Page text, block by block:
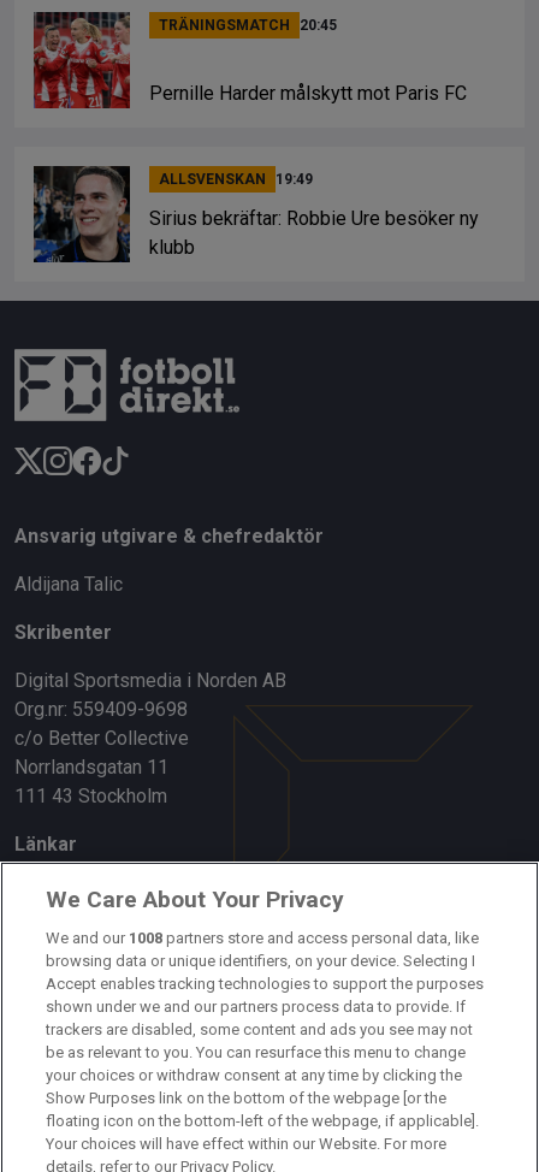
TRÄNINGSMATCH 20:45
Pernille Harder målskytt mot Paris FC
ALLSVENSKAN 19:49
Sirius bekräftar: Robbie Ure besöker ny
klubb
Ansvarig utgivare & chefredaktör
Aldijana Talic
Skribenter
Digital Sportsmedia i Norden AB
Org.nr: 559409-9698
c/o Better Collective
Norrlandsgatan 11
111 43 Stockholm
Länkar
Om oss
Kontakta oss
Kundtjänst
Sponsor: Rekatochklart
Annonsera på Fotbolldirekt
Redaktionell policy
We Care About Your Privacy
We and our 1008 partners store and access personal data, like
browsing data or unique identifiers, on your device. Selecting I
Accept enables tracking technologies to support the purposes
shown under we and our partners process data to provide. If
trackers are disabled, some content and ads you see may not
be as relevant to you. You can resurface this menu to change
your choices or withdraw consent at any time by clicking the
Show Purposes link on the bottom of the webpage [or the
floating icon on the bottom-left of the webpage, if applicable].
Your choices will have effect within our Website. For more
details, refer to our Privacy Policy.